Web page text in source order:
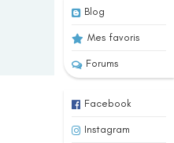
Blog
Mes favoris
Forums
Facebook
Instagram